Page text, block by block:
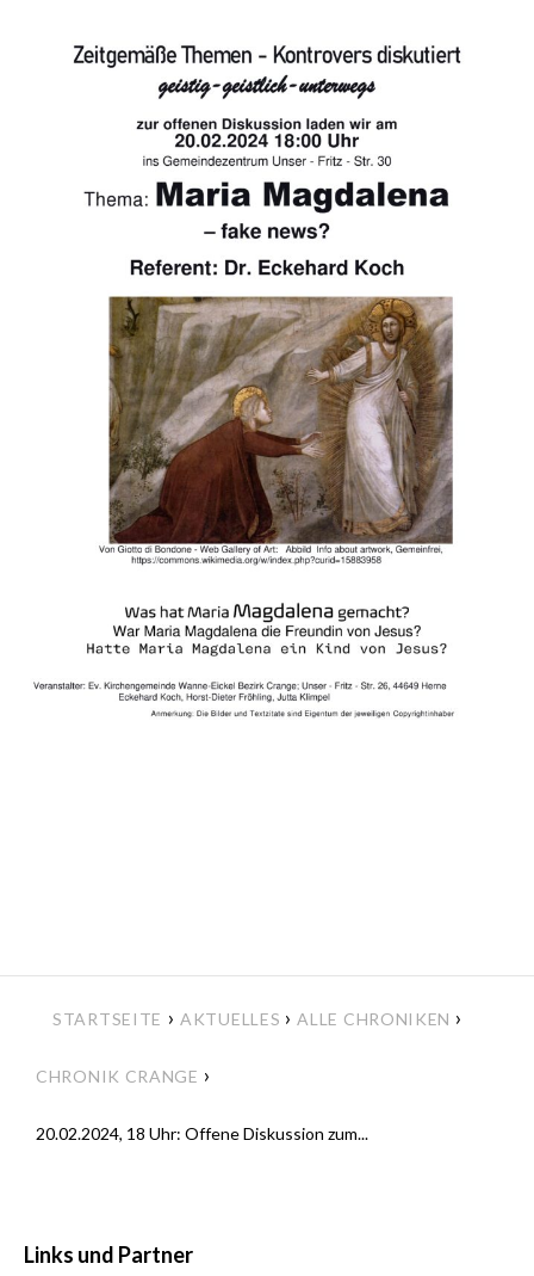
STARTSEITE › AKTUELLES › ALLE CHRONIKEN ›
CHRONIK CRANGE ›
20.02.2024, 18 Uhr: Offene Diskussion zum...
Links und Partner